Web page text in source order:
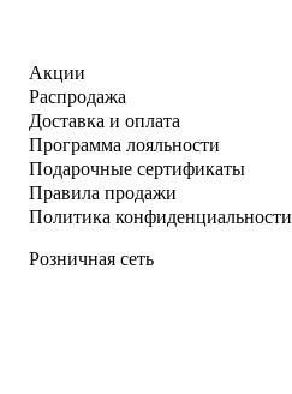
Акции
Распродажа
Доставка и оплата
Программа лояльности
Подарочные сертификаты
Правила продажи
Политика конфиденциальности
Розничная сеть